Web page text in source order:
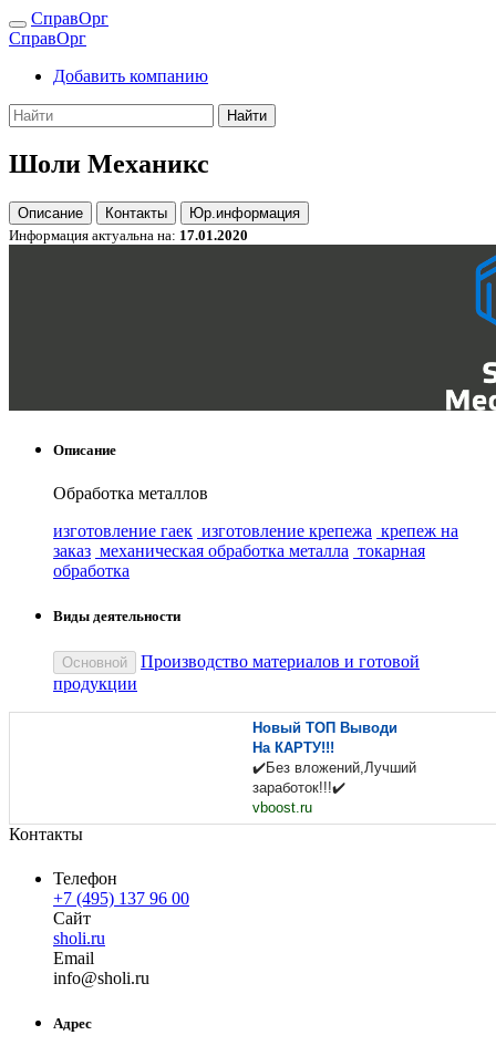
СправОрг
СправОрг
Добавить компанию
Найти
Шоли Механикс
Описание Контакты
Юр.информация
Информация актуальна на: 17.01.2020
Описание
Обработка металлов
изготовление гаек изготовление крепежа крепеж на
заказ механическая обработка металла токарная
обработка
Виды деятельности
Основной
Производство материалов и готовой
продукции
Новый ТОП Выводи
На КАРТУ!!!
✔️Без вложений,Лучший
заработок!!!✔️
vboost.ru
Контакты
Телефон
+7 (495) 137 96 00
Сайт
sholi.ru
Email
info@sholi.ru
Адрес